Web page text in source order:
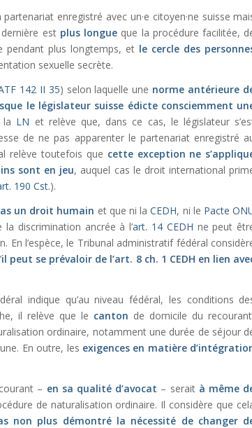
enregistré avec un·e citoyen·ne suisse
est plus longue que la procédure facilitée,
pendant plus longtemps, et le cercle des
sexuelle secrète.
142 II 35) selon laquelle une norme antérieure
le législateur suisse édicte consciemment
LN et relève que, dans ce cas, le législateur
de ne pas apparenter le partenariat enregistré
relève toutefois que cette exception ne
sont en jeu, auquel cas le droit international
190 Cst.).
un droit humain et que ni laCEDH, ni le Pacte
la discrimination ancrée à l’art. 14 CEDH ne peut
En l’espèce, le Tribunal administratif fédéral
il peut se prévaloir de l’art. 8 ch. 1 CEDH en lien
indique qu’au niveau fédéral, les conditions
il relève que le canton de domicile du
ordinaire, notamment une durée de séjour
En outre, les exigences en matière
– en sa qualité d’avocat – serait à même
de naturalisation ordinaire. Il considère que
non plus démontré la nécessité de changer